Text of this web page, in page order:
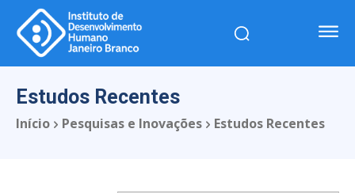
Estudos Recentes
Início Pesquisas e Inovações Estudos Recentes